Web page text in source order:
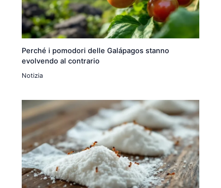
Perché i pomodori delle Galápagos stanno
evolvendo al contrario
Notizia